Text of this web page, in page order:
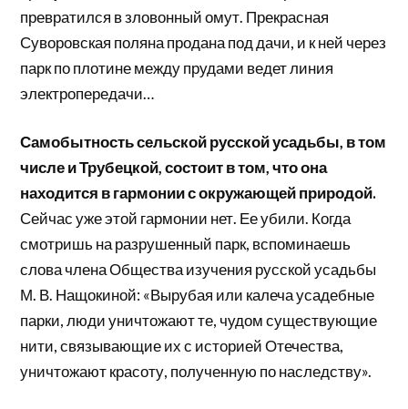
превратился в зловонный омут. Прекрасная
Суворовская поляна продана под дачи, и к ней через
парк по плотине между прудами ведет линия
электропередачи…
Самобытность сельской русской усадьбы, в том
числе и Трубецкой, состоит в том, что она
находится в гармонии с окружающей природой.
Сейчас уже этой гармонии нет. Ее убили. Когда
смотришь на разрушенный парк, вспоминаешь
слова члена Общества изучения русской усадьбы
М. В. Нащокиной: «Вырубая или калеча усадебные
парки, люди уничтожают те, чудом существующие
нити, связывающие их с историей Отечества,
уничтожают красоту, полученную по наследству».